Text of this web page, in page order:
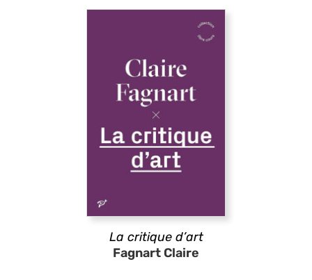
La critique d’art
Fagnart Claire